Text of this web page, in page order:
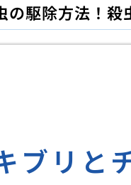
の駆除方法！殺
ブリと